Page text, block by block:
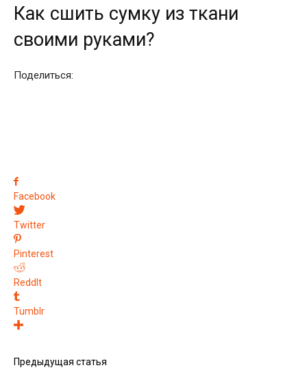
Как сшить сумку из ткани
своими руками?
Поделиться:
Facebook
Twitter
Pinterest
ReddIt
Tumblr
Предыдущая статья